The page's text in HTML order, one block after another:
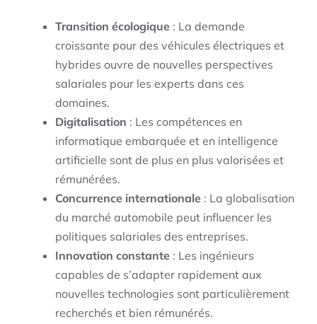
Transition écologique : La demande
croissante pour des véhicules électriques et
hybrides ouvre de nouvelles perspectives
salariales pour les experts dans ces
domaines.
Digitalisation : Les compétences en
informatique embarquée et en intelligence
artificielle sont de plus en plus valorisées et
rémunérées.
Concurrence internationale : La globalisation
du marché automobile peut influencer les
politiques salariales des entreprises.
Innovation constante : Les ingénieurs
capables de s’adapter rapidement aux
nouvelles technologies sont particulièrement
recherchés et bien rémunérés.